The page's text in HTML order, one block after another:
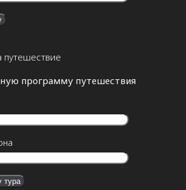
путешествие
программу путешествия